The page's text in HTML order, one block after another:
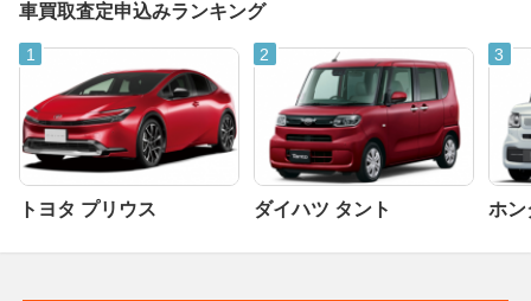
車買取査定申込みランキング
トヨタ プリウス ダイハツ タント ホン